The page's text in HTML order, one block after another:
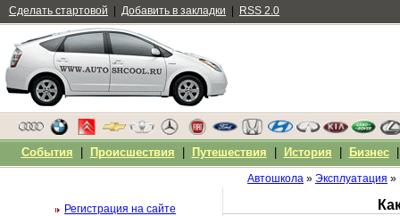
Автошкола » Эксплуатация »
Регистрация на сайте
Сделать стартовой Добавить в закладки RSS 2.0
События Происшествия Путешествия История Бизнес